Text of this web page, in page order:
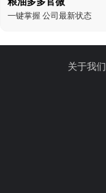
一键掌握 公司最新状态
关于我们